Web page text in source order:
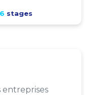
6 stages
entreprises